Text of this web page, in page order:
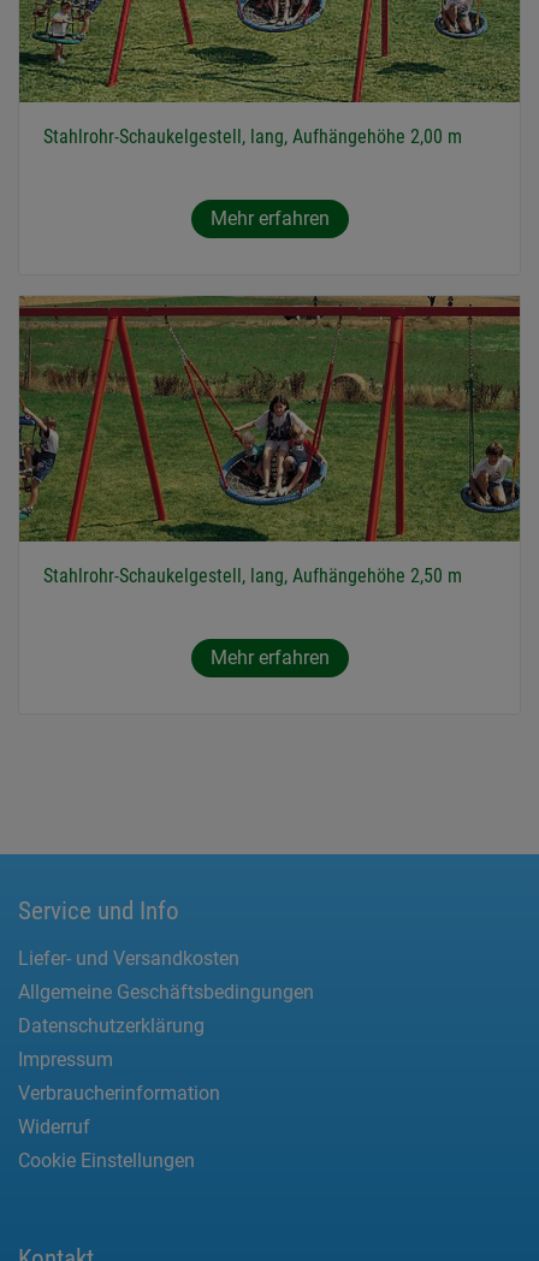
Stahlrohr-Schaukelgestell, lang, Aufhängehöhe 2,00 m
Mehr erfahren
Stahlrohr-Schaukelgestell, lang, Aufhängehöhe 2,50 m
Mehr erfahren
Service und Info
Liefer- und Versandkosten
Allgemeine Geschäftsbedingungen
Datenschutzerklärung
Impressum
Verbraucherinformation
Widerruf
Cookie Einstellungen